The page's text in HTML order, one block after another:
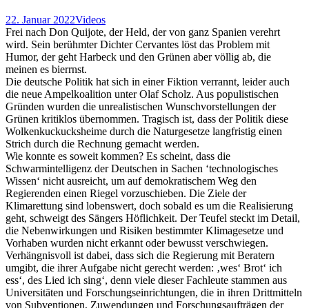
22. Januar 2022Videos
Frei nach Don Quijote, der Held, der von ganz Spanien verehrt
wird. Sein berühmter Dichter Cervantes löst das Problem mit
Humor, der geht Harbeck und den Grünen aber völlig ab, die
meinen es bierrnst.
Die deutsche Politik hat sich in einer Fiktion verrannt, leider auch
die neue Ampelkoalition unter Olaf Scholz. Aus populistischen
Gründen wurden die unrealistischen Wunschvorstellungen der
Grünen kritiklos übernommen. Tragisch ist, dass der Politik diese
Wolkenkuckucksheime durch die Naturgesetze langfristig einen
Strich durch die Rechnung gemacht werden.
Wie konnte es soweit kommen? Es scheint, dass die
Schwarmintelligenz der Deutschen in Sachen ‘technologisches
Wissen‘ nicht ausreicht, um auf demokratischem Weg den
Regierenden einen Riegel vorzuschieben. Die Ziele der
Klimarettung sind lobenswert, doch sobald es um die Realisierung
geht, schweigt des Sängers Höflichkeit. Der Teufel steckt im Detail,
die Nebenwirkungen und Risiken bestimmter Klimagesetze und
Vorhaben wurden nicht erkannt oder bewusst verschwiegen.
Verhängnisvoll ist dabei, dass sich die Regierung mit Beratern
umgibt, die ihrer Aufgabe nicht gerecht werden: ‚wes‘ Brot‘ ich
ess‘, des Lied ich sing‘, denn viele dieser Fachleute stammen aus
Universitäten und Forschungseinrichtungen, die in ihren Drittmitteln
von Subventionen, Zuwendungen und Forschungsaufträgen der